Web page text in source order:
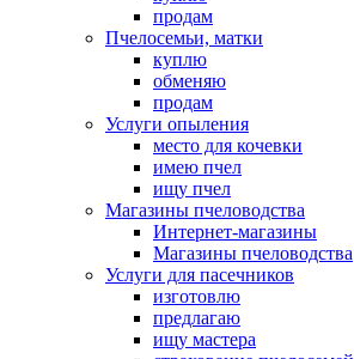
продам
Пчелосемьи, матки
куплю
обменяю
продам
Услуги опыления
место для кочевки
имею пчел
ищу пчел
Магазины пчеловодства
Интернет-магазины
Магазины пчеловодства
Услуги для пасечников
изготовлю
предлагаю
ищу мастера